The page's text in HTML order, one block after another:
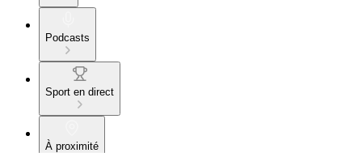
Podcasts
Sport en direct
À proximité